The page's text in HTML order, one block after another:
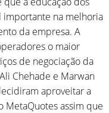
na melhoria
da empresa. A
o maior
de negociação da
Chehade e Marwan
aproveitar a
assim que